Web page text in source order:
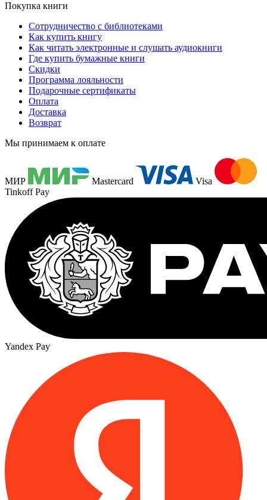
Покупка книги
Сотрудничество с библиотеками
Как купить книгу
Как читать электронные и слушать аудиокниги
Где купить бумажные книги
Скидки
Программа лояльности
Подарочные сертификаты
Оплата
Доставка
Возврат
Мы принимаем к оплате
МИР Mastercard
Visa
Tinkoff Pay
Yandex Pay